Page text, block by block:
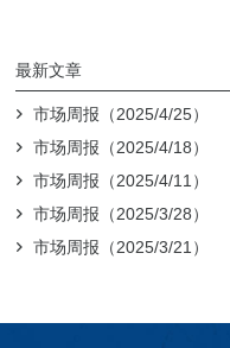
最新文章
市场周报（2025/4/25）
市场周报（2025/4/18）
市场周报（2025/4/11）
市场周报（2025/3/28）
市场周报（2025/3/21）